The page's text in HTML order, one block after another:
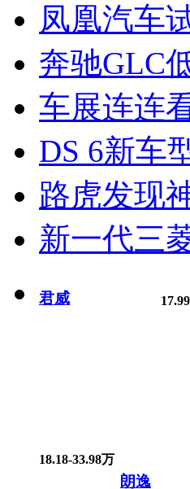
凤凰汽车
奔驰GLC
车展连连
DS 6新车
路虎发现
新一代三
君威
18.18-33.98万
朗逸